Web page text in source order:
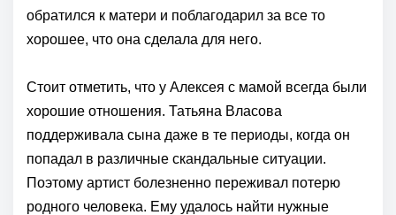
обратился к матери и поблагодарил за все то
хорошее, что она сделала для него.
Стоит отметить, что у Алексея с мамой всегда были
хорошие отношения. Татьяна Власова
поддерживала сына даже в те периоды, когда он
попадал в различные скандальные ситуации.
Поэтому артист болезненно переживал потерю
родного человека. Ему удалось найти нужные